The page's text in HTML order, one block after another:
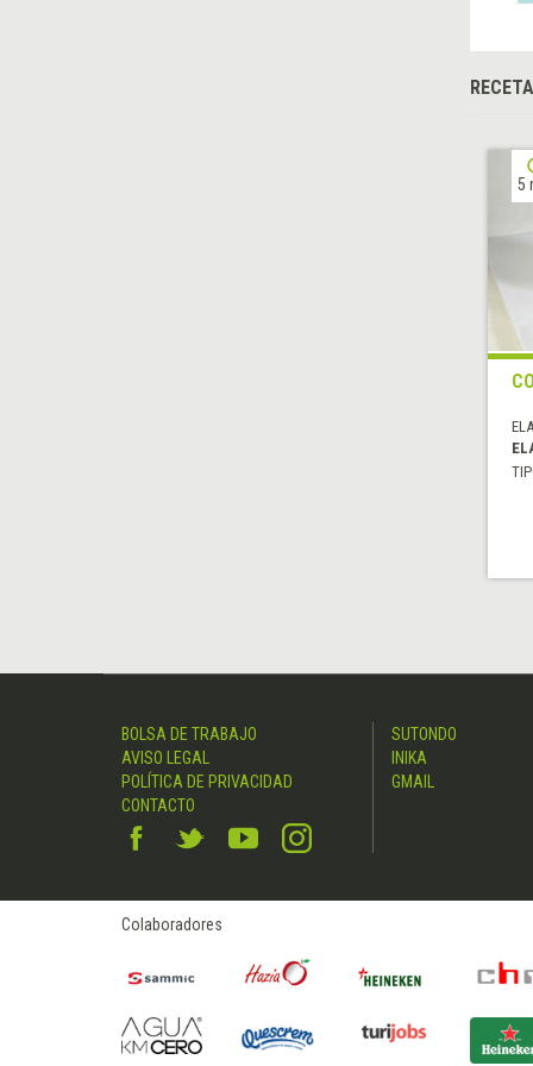
5
BOLSA DE TRABAJO
AVISO LEGAL
POLÍTICA DE PRIVACIDAD
CONTACTO
SUTONDO
INIKA
GMAIL
Colaboradores